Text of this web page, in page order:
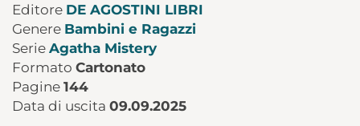
Editore DE AGOSTINI LIBRI
Genere Bambini e Ragazzi
Serie Agatha Mistery
Formato Cartonato
Pagine 144
Data di uscita 09.09.2025